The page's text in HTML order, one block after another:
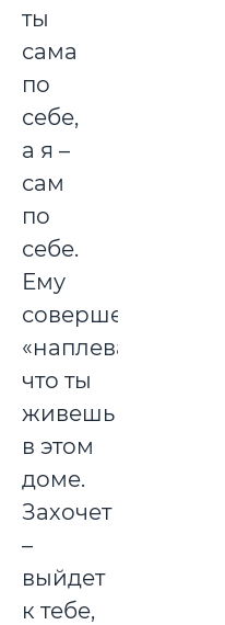
ты
сама
по
себе,
а я –
сам
по
себе.
Ему
совершенно
«наплевать»,
что ты
живешь
в этом
доме.
Захочет
–
выйдет
к тебе,